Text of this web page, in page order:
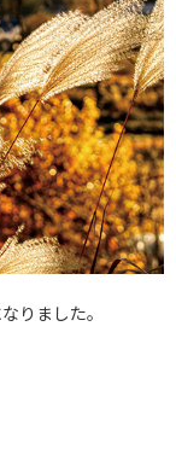
りました。